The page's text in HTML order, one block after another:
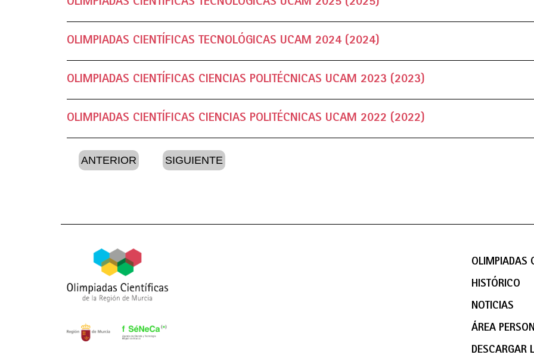
OLIMPIADAS CIENTÍFICAS TECNOLÓGICAS UCAM 2024 (2024)
OLIMPIADAS CIENTÍFICAS CIENCIAS POLITÉCNICAS UCAM 2023 (2023)
OLIMPIADAS CIENTÍFICAS CIENCIAS POLITÉCNICAS UCAM 2022 (2022)
ANTERIOR SIGUIENTE
OLIMPIADAS
HISTÓRICO
NOTICIAS
ÁREA
DESCARGAR